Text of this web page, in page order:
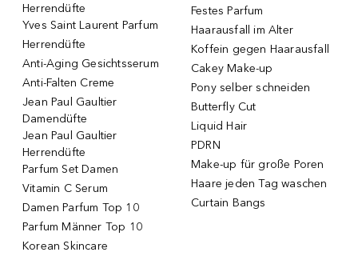
Herrendüfte
Yves Saint Laurent Parfum
Herrendüfte
Anti-Aging Gesichtsserum
Anti-Falten Creme
Jean Paul Gaultier
Damendüfte
Jean Paul Gaultier
Herrendüfte
Parfum Set Damen
Vitamin C Serum
Damen Parfum Top 10
Parfum Männer Top 10
Korean Skincare
Festes Parfum
Haarausfall im Alter
Koffein gegen Haarausfall
Cakey Make-up
Pony selber schneiden
Butterfly Cut
Liquid Hair
PDRN
Make-up für große Poren
Haare jeden Tag waschen
Curtain Bangs